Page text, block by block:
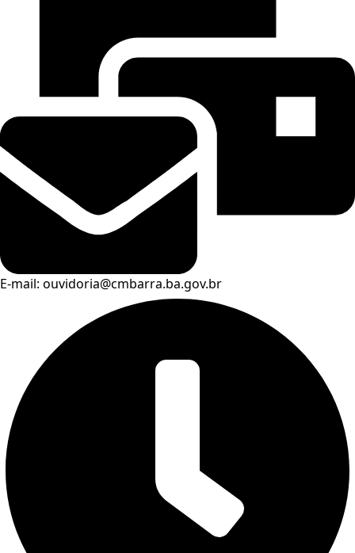
E-mail: ouvidoria@cmbarra.ba.gov.br